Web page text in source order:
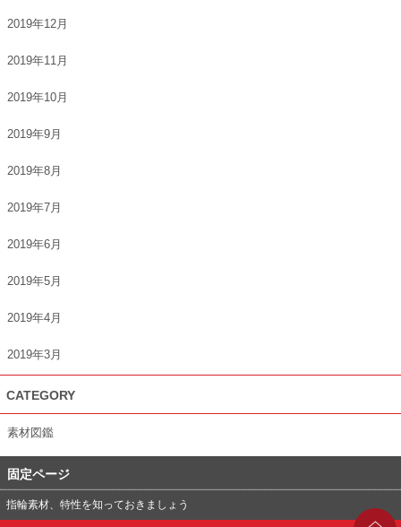
2019年12月
2019年11月
2019年10月
2019年9月
2019年8月
2019年7月
2019年6月
2019年5月
2019年4月
2019年3月
CATEGORY
素材図鑑
固定ページ
指輪素材、特性を知っておきましょう